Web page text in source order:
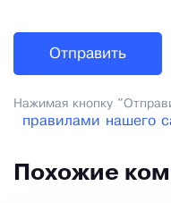
Нажимая кнопку
правилами нашего
Похожие